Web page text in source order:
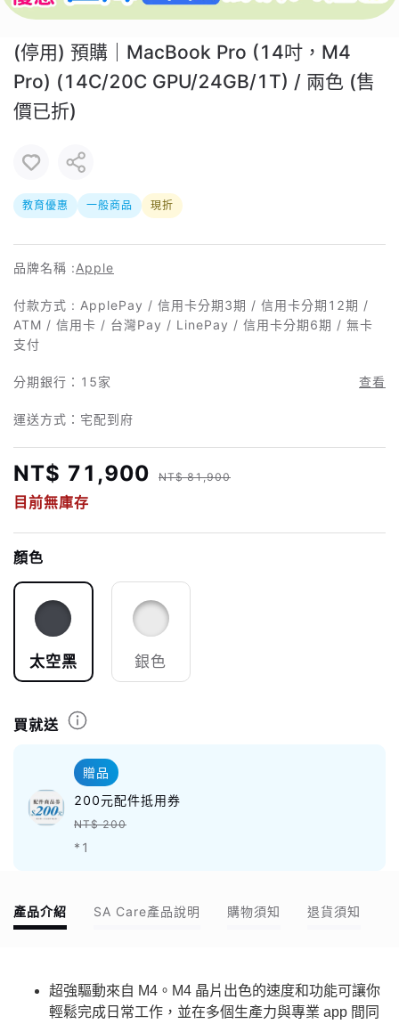
(停用) 預購｜MacBook Pro (14吋，M4
Pro) (14C/20C GPU/24GB/1T) / 兩色 (售
價已折)
教育優惠 一般商品 現折
品牌名稱 :Apple
付款方式 : ApplePay / 信用卡分期3期 / 信用卡分期12期 /
ATM / 信用卡 / 台灣Pay / LinePay / 信用卡分期6期 / 無卡
支付
分期銀行： 15家 查看
運送方式：宅配到府
NT$ 71,900 NT$ 81,900
目前無庫存
顏色
太空黑 銀色
買就送
贈品
200元配件抵用券
NT$ 200
*1
產品介紹 SA Care產品說明 購物須知 退貨須知
超強驅動來自 M4。M4 晶片出色的速度和功能可讓你
輕鬆完成日常工作，並在多個生產力與專業 app 間同